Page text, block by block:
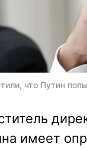
что Путин
имеет